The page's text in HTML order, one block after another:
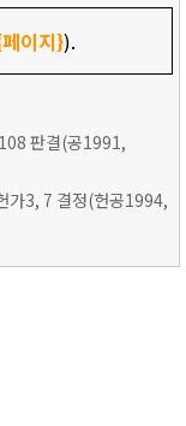
이지}).
판결(공1991,
가3, 7 결정(헌공1994,